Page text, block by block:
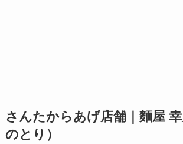
さんたからあげ店舗｜麵屋
のとり）